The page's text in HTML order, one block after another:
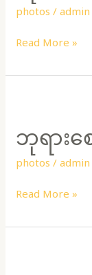
photos /admin
Read More »
ဘုရားစ
photos /admin
များ
Read More »